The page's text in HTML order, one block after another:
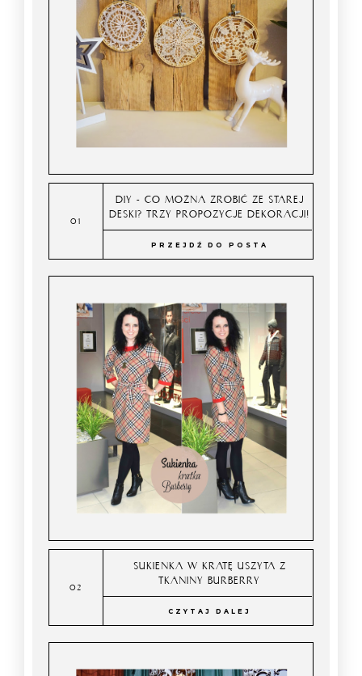
DIY - CO MOŻNA ZROBIĆ ZE STAREJ
DESKI? TRZY PROPOZYCJE DEKORACJI!
PRZEJDŹ DO POSTA
SUKIENKA W KRATĘ USZYTA Z
TKANINY BURBERRY
CZYTAJ DALEJ